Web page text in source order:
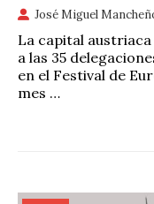
José Miguel
La capital
a las 35
en el Festival de
mes …